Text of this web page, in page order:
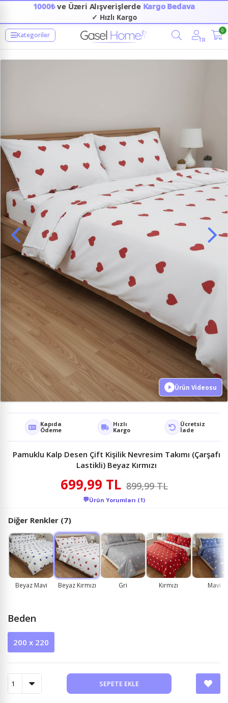
1000₺ve Üzeri Alışverişlerde Kargo Bedava
✓ Hızlı Kargo
Kategoriler
TR
0
Ürün Videosu
Kapıda
Ödeme
Hızlı
Kargo
Ücretsiz
İade
Pamuklu Kalp Desen Çift Kişilik Nevresim Takımı (Çarşafı
Lastikli) Beyaz Kırmızı
699,99 TL 899,99 TL
💬Ürün Yorumları (1)
Diğer Renkler (7)
Beyaz Mavi Beyaz Kırmızı Gri Kırmızı Mavi
Beden
200 x 220
SEPETE EKLE